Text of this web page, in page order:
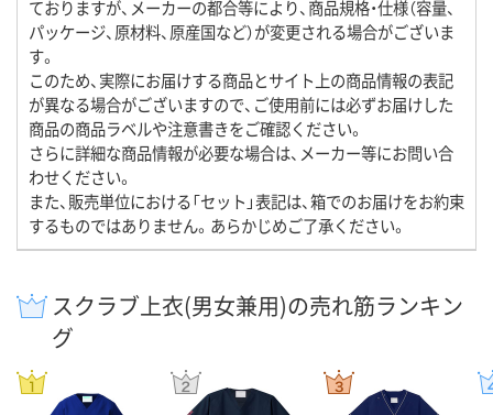
ておりますが、メーカーの都合等により、商品規格・仕様（容量、
パッケージ、原材料、原産国など）が変更される場合がございま
す。
このため、実際にお届けする商品とサイト上の商品情報の表記
が異なる場合がございますので、ご使用前には必ずお届けした
商品の商品ラベルや注意書きをご確認ください。
さらに詳細な商品情報が必要な場合は、メーカー等にお問い合
わせください。
また、販売単位における「セット」表記は、箱でのお届けをお約束
するものではありません。あらかじめご了承ください。
スクラブ上衣(男女兼用)の売れ筋ランキン
グ